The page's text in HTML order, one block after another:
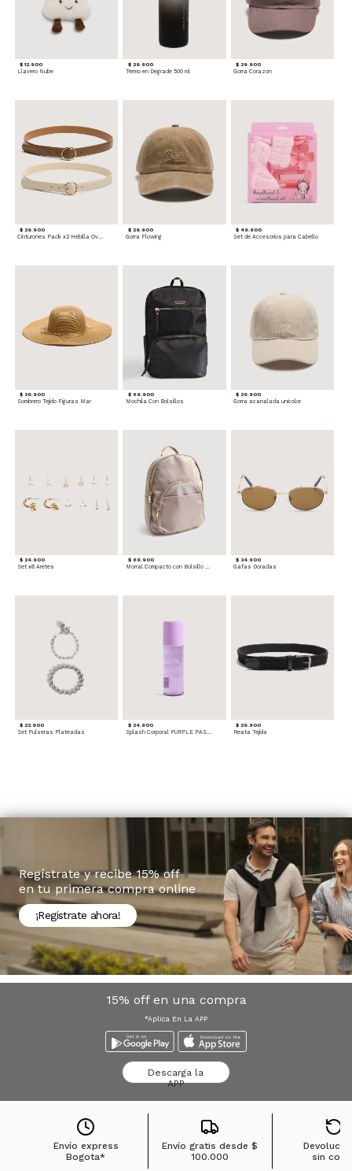
$ 12.900
Llavero Nube
$ 29.900
Termo en Degrade 500 ml
$ 29.900
Gorra Corazon
$ 29.900 $ 29.900
Gorra Flowing
$ 49.900
Set de Accesorios para Cabello
$ 39.900
Sombrero Tejido Figuras Mar
$ 69.900
Mochila Con Bolsillos
$ 29.900
Gorra acanalada unicolor
$ 24.900
Set x6 Aretes
$ 69.900
Morral Compacto con Bolsillo Frontal
$ 34.900
Gafas Doradas
$ 22.900
Set Pulseras Plateadas
$ 24.900
Splash Corporal PURPLE PASSION - Floral
$ 29.900
Reata Tejida
Regístrate y recibe 15% off
en tu primera compra online
¡Registrate ahora!
15% off en una compra
*Aplica En La APP
Descarga la
APP
Envío express
Bogota*
Envío gratis desde$
100.000
sin